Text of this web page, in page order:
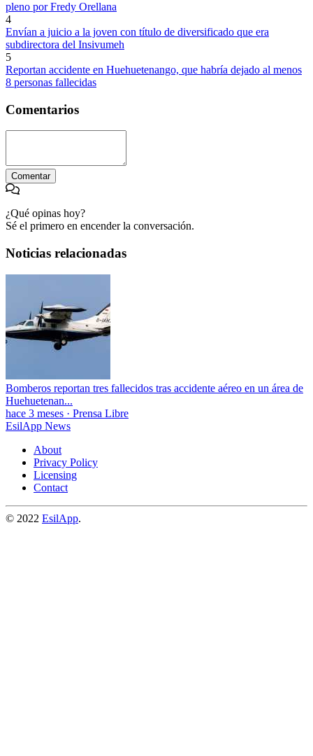
pleno por Fredy Orellana
4
Envían a juicio a la joven con título de diversificado que era
subdirectora del Insivumeh
5
Reportan accidente en Huehuetenango, que habría dejado al menos
8 personas fallecidas
Comentarios
Comentar
¿Qué opinas hoy?
Sé el primero en encender la conversación.
Noticias relacionadas
Bomberos reportan tres fallecidos tras accidente aéreo en un área de
Huehuetenan...
hace 3 meses · Prensa Libre
EsilApp News
About
Privacy Policy
Licensing
Contact
© 2022 EsilApp.